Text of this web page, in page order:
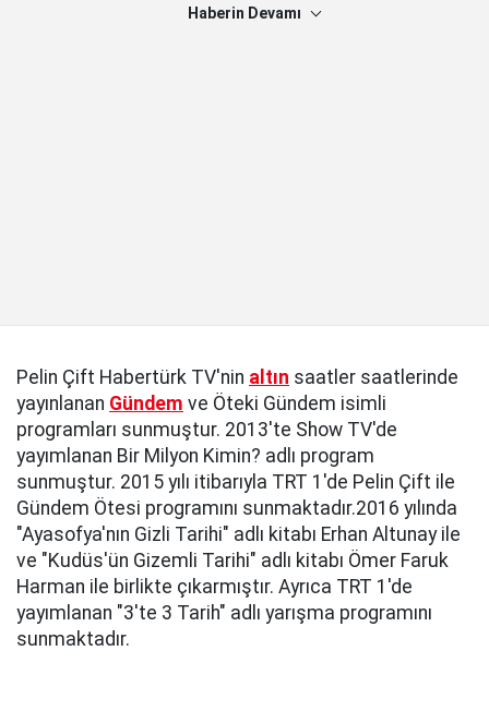
Haberin Devamı
Pelin Çift Habertürk TV'nin altın saatler saatlerinde
yayınlanan Gündem ve Öteki Gündem isimli
programları sunmuştur. 2013'te Show TV'de
yayımlanan Bir Milyon Kimin? adlı program
sunmuştur. 2015 yılı itibarıyla TRT 1'de Pelin Çift ile
Gündem Ötesi programını sunmaktadır.2016 yılında
"Ayasofya'nın Gizli Tarihi" adlı kitabı Erhan Altunay ile
ve "Kudüs'ün Gizemli Tarihi" adlı kitabı Ömer Faruk
Harman ile birlikte çıkarmıştır. Ayrıca TRT 1'de
yayımlanan "3'te 3 Tarih" adlı yarışma programını
sunmaktadır.